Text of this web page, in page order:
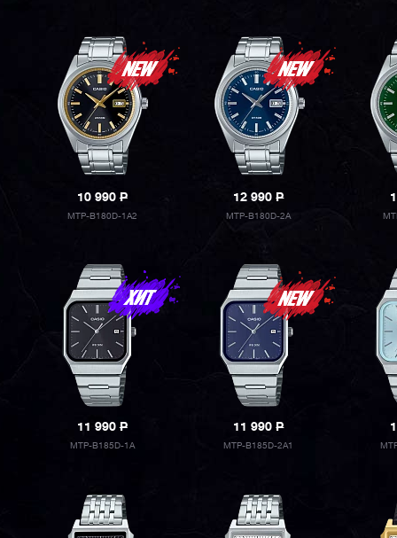
10 990P
MTP-B180D-1A2
12 990P
MTP-B180D-2A
11 990P
MTP-B185D-1A
11 990P
MTP-B185D-2A1